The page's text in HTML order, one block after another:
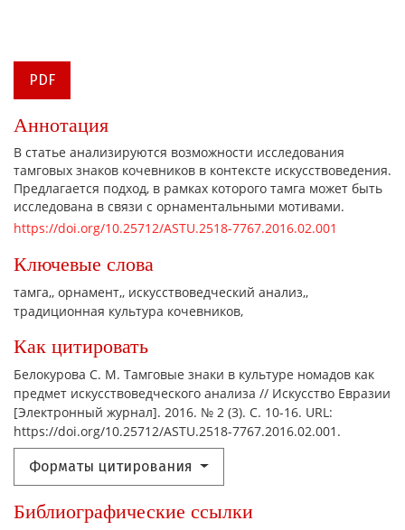
PDF
Ключевые слова
тамга, орнамент, искусствоведческий анализ,
традиционная культура кочевников,
Как цитировать
Белокурова С. М. Тамговые знаки в культуре номадов как
предмет искусствоведческого анализа // Искусство Евразии
[Электронный журнал]. 2016. № 2 (3). С. 10-16. URL:
https://doi.org/10.25712/ASTU.2518-7767.2016.02.001.
Форматы цитирования
Аннотация
В статье анализируются возможности исследования
тамговых знаков кочевников в контексте искусствоведения.
Предлагается подход, в рамках которого тамга может быть
исследована в связи с орнаментальными мотивами.
https://doi.org/10.25712/ASTU.2518-7767.2016.02.001
Библиографические ссылки